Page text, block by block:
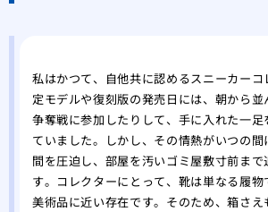
私はかつて、自他共に認めるスニーカー
定モデルや復刻版の発売日には、朝から
争奪戦に参加したりして、手に入れた一
ていました。しかし、その情熱がいつの
間を圧迫し、部屋を汚いゴミ屋敷寸前ま
す。コレクターにとって、靴は単なる履
美術品に近い存在です。そのため、箱さ